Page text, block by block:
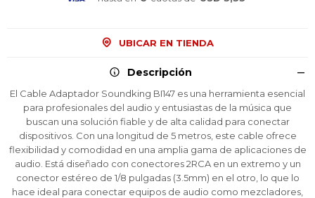
UBICAR EN TIENDA
Descripción
El Cable Adaptador Soundking BI147 es una herramienta esencial
para profesionales del audio y entusiastas de la música que
buscan una solución fiable y de alta calidad para conectar
dispositivos. Con una longitud de 5 metros, este cable ofrece
flexibilidad y comodidad en una amplia gama de aplicaciones de
audio. Está diseñado con conectores 2RCA en un extremo y un
conector estéreo de 1/8 pulgadas (3.5mm) en el otro, lo que lo
hace ideal para conectar equipos de audio como mezcladores,
Comprá ahora y Pagá
Después, hasta en 12
cuotas y sin tocar tu
tarjeta de crédito
12 cuotas * ¡Solo con tu cédula!
Verifica si estás calificado para comprar con
Pago Después:
Cédula de identidad
Fecha de nacimiento
Estás calificado para comprar usando Pago
Después.
¡Tenés hasta
para comprar en las cuotas que
prefieras!
Elegí tus productos preferidos
Elegís Pago Después como metodo de pago
Ups!
Parece que no tenes oferta, lamentamos
el inconveniente, por cualquier duda
contactanos en
preguntas@pagodespues.com.uy
¡Algo salió mal!
Por favor intenta nuevamente mas tarde.
Comprá ahora y Pagá
Después, hasta en 12
cuotas y sin tocar tu
tarjeta de crédito
12 cuotas * ¡Solo con tu cédula!
Verifica si estás calificado para comprar con
Pago Después:
Cédula de identidad
Fecha de nacimiento
Estás calificado para comprar usando Pago
Después.
¡Tenés hasta
para comprar en las cuotas que
prefieras!
Elegí tus productos preferidos
Elegís Pago Después como metodo de pago
Ups!
Parece que no tenes oferta, lamentamos
el inconveniente, por cualquier duda
contactanos en
preguntas@pagodespues.com.uy
¡Algo salió mal!
Por favor intenta nuevamente mas tarde.
Comprá ahora y Pagá
Después, hasta en 12
cuotas y sin tocar tu
tarjeta de crédito
12 cuotas * ¡Solo con tu cédula!
Verifica si estás calificado para comprar con
Pago Después:
Cédula de identidad
Fecha de nacimiento
Estás calificado para comprar usando Pago
Después.
¡Tenés hasta
para comprar en las cuotas que
prefieras!
Elegí tus productos preferidos
Elegís Pago Después como metodo de pago
Ups!
Parece que no tenes oferta, lamentamos
el inconveniente, por cualquier duda
contactanos en
preguntas@pagodespues.com.uy
¡Algo salió mal!
Por favor intenta nuevamente mas tarde.